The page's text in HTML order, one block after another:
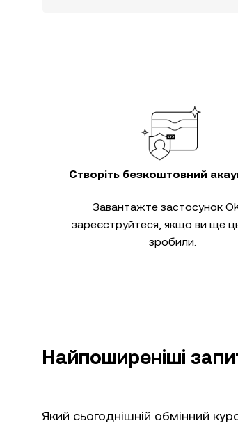
Створіть безкоштовний
Завантажте застосунок
зареєструйтеся, якщо ви ще
зробили.
Найпоширеніші
Який сьогоднішній обмінний